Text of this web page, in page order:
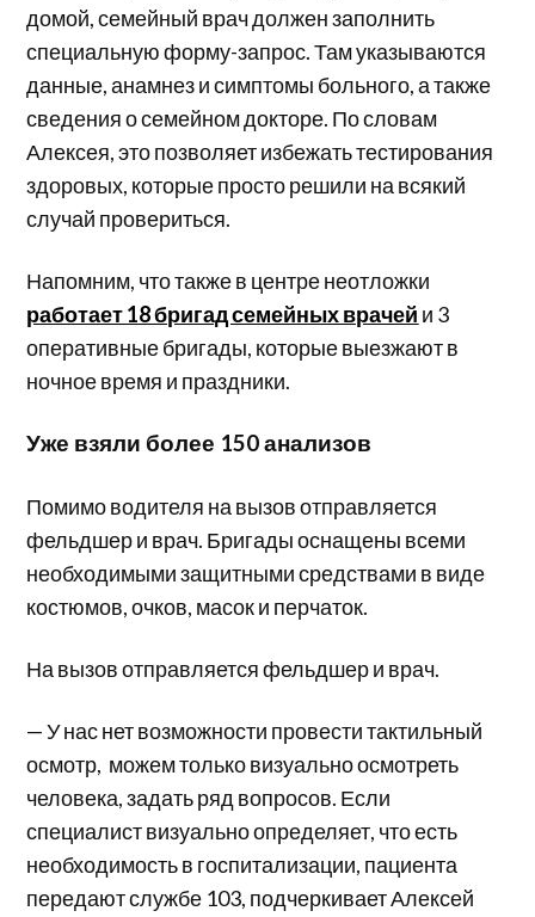
домой, семейный врач должен заполнить
специальную форму-запрос. Там указываются
данные, анамнез и симптомы больного, а также
сведения о семейном докторе. По словам
Алексея, это позволяет избежать тестирования
здоровых, которые просто решили на всякий
случай провериться.
Напомним, что также в центре неотложки
работает 18 бригад семейных врачей и 3
оперативные бригады, которые выезжают в
ночное время и праздники.
Уже взяли более 150 анализов
Помимо водителя на вызов отправляется
фельдшер и врач. Бригады оснащены всеми
необходимыми защитными средствами в виде
костюмов, очков, масок и перчаток.
На вызов отправляется фельдшер и врач.
— У нас нет возможности провести тактильный
осмотр, можем только визуально осмотреть
человека, задать ряд вопросов. Если
специалист визуально определяет, что есть
необходимость в госпитализации, пациента
передают службе 103, подчеркивает Алексей